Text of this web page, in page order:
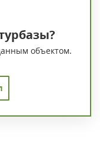
объектом.